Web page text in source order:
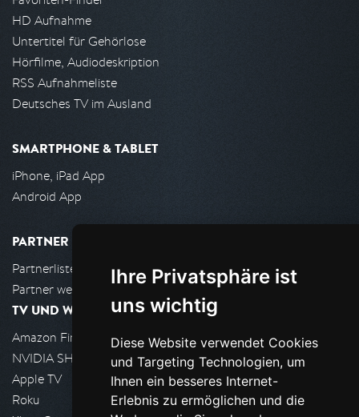
Ihre Privatsphäre ist
uns wichtig
Diese Website verwendet Cookies
und Targeting Technologien, um
Ihnen ein besseres Internet-
Erlebnis zu ermöglichen und die
HD Aufnahme
Untertitel für Gehörlose
Hörfilme, Audiodeskription
RSS Aufnahmeliste
Deutsches TV im Ausland
SMARTPHONE & TABLET
iPhone, iPad App
Android App
PARTNER
Partnerliste
Partner werden
TV UND WOHNZIMMER
Amazon FireTV
NVIDIA SHIELD, Google TV
Apple TV
Roku